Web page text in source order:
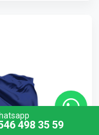
498 35 59